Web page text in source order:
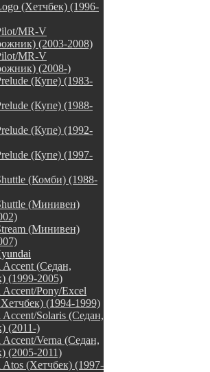
(Хетчбек) (1996-
MR-V
(2003-2008)
MR-V
(2008-)
(Купе) (1983-
(Купе) (1988-
(Купе) (1992-
(Купе) (1997-
(Комби) (1988-
(Минивен)
(Минивен)
Accent (Седан,
(1999-2005)
Pony/Excel
(1994-1999)
Solaris (Седан,
(2011-)
Verna (Седан,
(2005-2011)
Atos (Хетчбек) (1997-